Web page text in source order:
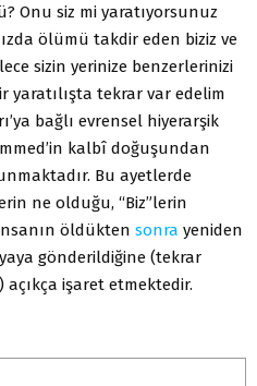
Onu siz mi yaratıyorsunuz
ölümü takdir eden biziz ve
sizin yerinize benzerlerinizi
yaratılışta tekrar var edelim
bağlı evrensel hiyerarşik
kalbî doğuşundan
Bu ayetlerde
ne olduğu, “Biz”lerin
öldükten sonra yeniden
gönderildiğine (tekrar
işaret etmektedir.